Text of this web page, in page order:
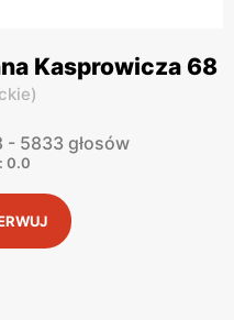
Kasprowicza 68
)
- 5833 głosów
0.0